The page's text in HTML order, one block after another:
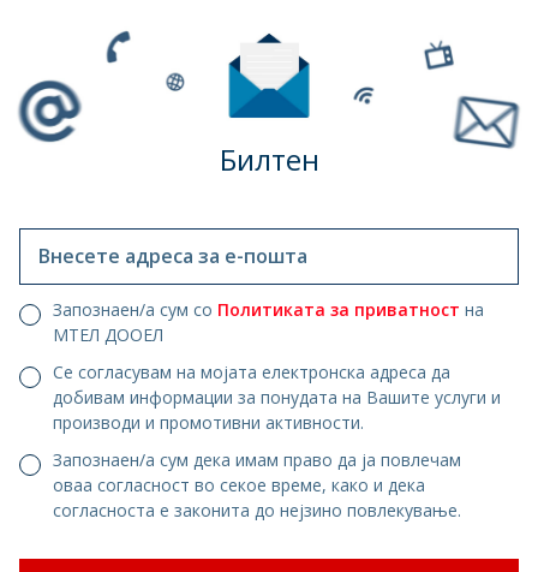
Билтен
Внесете адреса за е-пошта
Запознаен/а сум со Политиката за приватност на
МТЕЛ ДООЕЛ
Се согласувам на мојата електронска адреса да
добивам информации за понудата на Вашите услуги и
производи и промотивни активности.
Запознаен/а сум дека имам право да ја повлечам
оваа согласност во секое време, како и дека
согласноста е законита до нејзино повлекување.